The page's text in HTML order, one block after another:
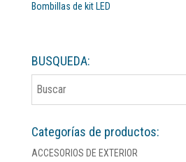
Bombillas de kit LED
BUSQUEDA:
Categorías de productos:
ACCESORIOS DE EXTERIOR